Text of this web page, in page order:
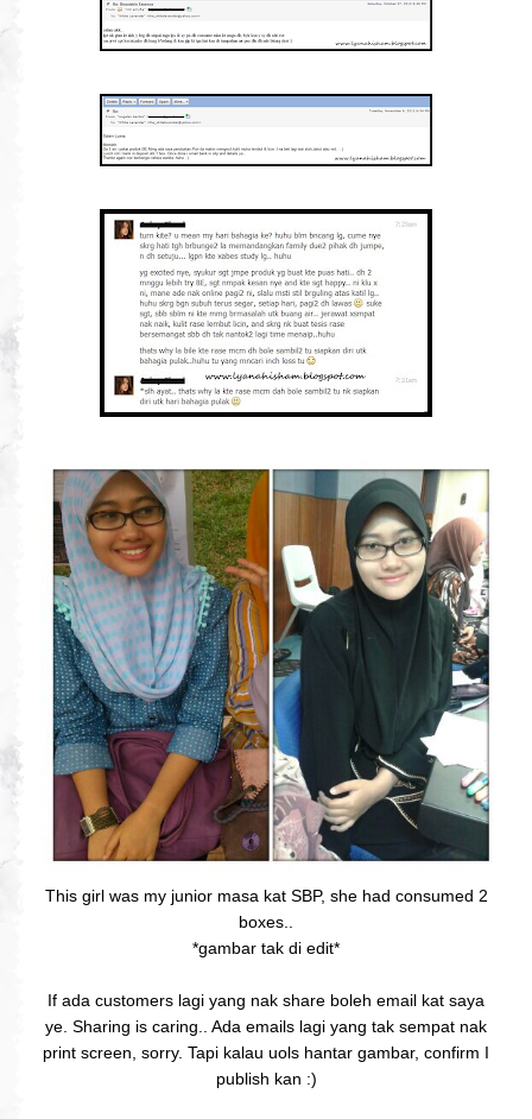
This girl was my junior masa kat SBP, she had consumed 2
boxes..
*gambar tak di edit*
If ada customers lagi yang nak share boleh email kat saya
ye. Sharing is caring.. Ada emails lagi yang tak sempat nak
print screen, sorry. Tapi kalau uols hantar gambar, confirm I
publish kan :)